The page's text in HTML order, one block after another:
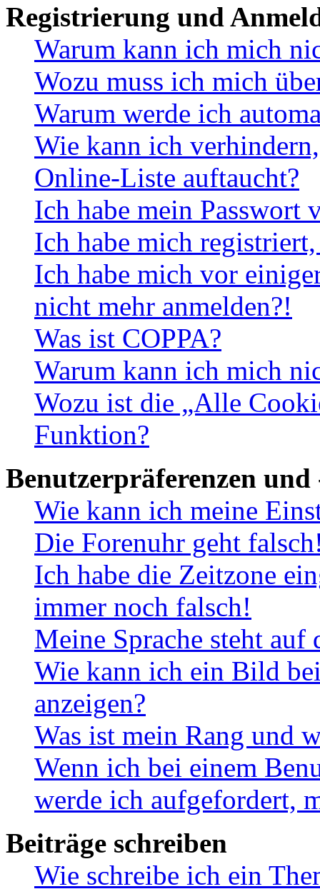
Registrierung und
Warum kann ich mich
Wozu muss ich mich
Warum werde ich
Wie kann ich
Online-Liste auftaucht?
Ich habe mein Passwort
Ich habe mich
Ich habe mich vor
nicht mehr anmelden?!
Was ist COPPA?
Warum kann ich mich
Wozu ist die „Alle
Funktion?
Benutzerpräferenzen und
Wie kann ich meine
Die Forenuhr geht
Ich habe die Zeitzone
immer noch falsch!
Meine Sprache steht
Wie kann ich ein Bild
anzeigen?
Was ist mein Rang und
Wenn ich bei einem
werde ich aufgefordert,
Beiträge schreiben
Wie schreibe ich ein